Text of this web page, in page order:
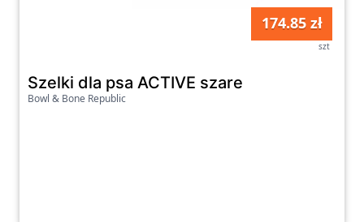
174.85 zł
szt
Szelki dla psa ACTIVE szare
Bowl & Bone Republic